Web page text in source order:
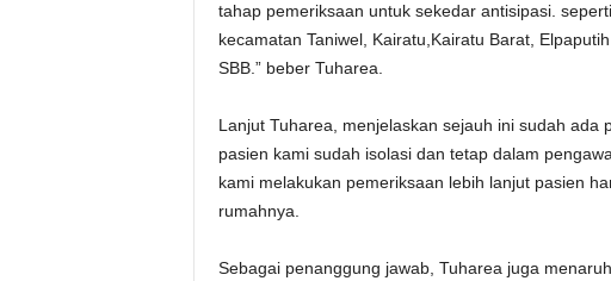
tahap pemeriksaan untuk sekedar antisipasi.
kecamatan Taniwel, Kairatu,Kairatu Barat,
SBB.” beber Tuharea.
Lanjut Tuharea, menjelaskan sejauh ini sudah ada
pasien kami sudah isolasi dan tetap dalam
kami melakukan pemeriksaan lebih lanjut pasien
rumahnya.
Sebagai penanggung jawab, Tuharea juga